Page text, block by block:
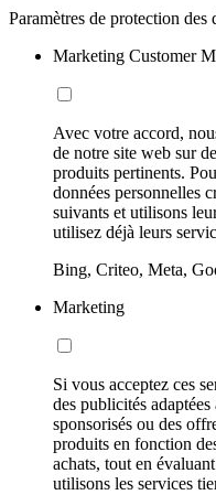
Paramètres de protection des
Marketing Customer
Avec votre accord,
de notre site web sur
produits pertinents.
données personnelles
suivants et utilisons
utilisez déjà leurs
Bing, Criteo, Meta,
Marketing
Si vous acceptez ces
des publicités
sponsorisés ou des
produits en fonction
achats, tout en
utilisons les services